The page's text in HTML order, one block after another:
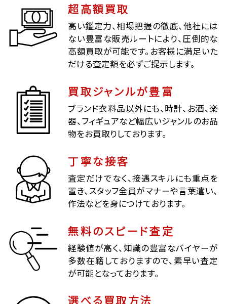
超高額買取
高い鑑定力、相場把握の徹底、他社には
ない豊富な販売ルートにより、圧倒的な
高額買取が可能です。お客様に満足いた
だける査定額を必ずご提示します。
買取ジャンルが豊富
ブランド衣料品以外にも、時計、お酒、楽
器、フィギュアなど幅広いジャンルのお品
物をお買取りしております。
丁寧な接客
査定だけでなく、接遇スキルにも重点を
置き、スタッフ全員がマナーや言葉遣い、
作法などを身につけております。
無料のスピード査定
経験値が高く、知識の豊富なバイヤーが
多数在籍しておりますので、素早い査定
が可能となっております。
選べる買取方法